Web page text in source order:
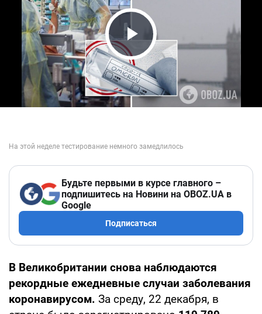
Play Video
Будьте первыми в курсе главного –
подпишитесь на Новини на OBOZ.UA в
Google
Подписаться
В Великобритании снова наблюдаются
рекордные ежедневные случаи заболевания
коронавирусом. За среду, 22 декабря, в